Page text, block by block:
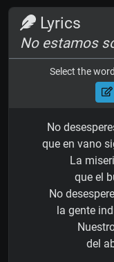
Lyrics
No estamos
Select the
No
que en vano
La
que el
No
la gente
del